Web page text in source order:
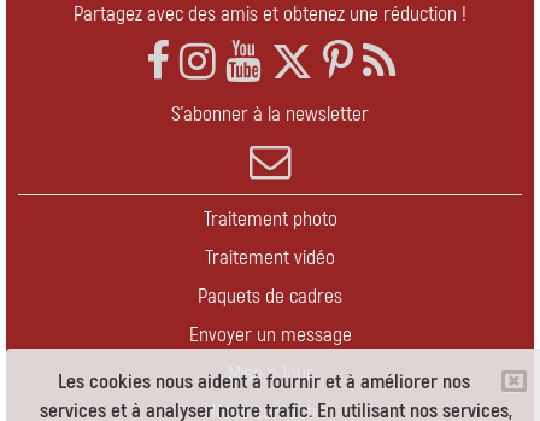
Les cookies nous aident à fournir et à améliorer nos
services et à analyser notre trafic. En utilisant nos services,
Partagez avec des amis et obtenez une réduction !
S'abonner à la newsletter
Traitement photo
Traitement vidéo
Paquets de cadres
Envoyer un message
Mise à jour
Nous contacter